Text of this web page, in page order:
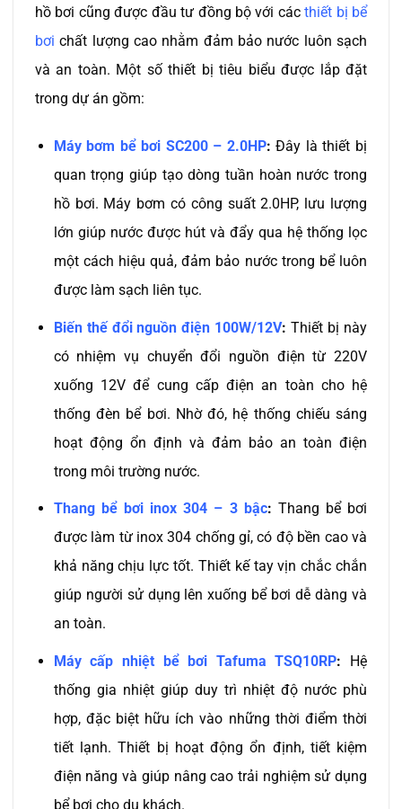
hồ bơi cũng được đầu tư đồng bộ với cácthiết bị bể
bơi chất lượng cao nhằm đảm bảo nước luôn sạch
và an toàn. Một số thiết bị tiêu biểu được lắp đặt
trong dự án gồm:
Máy bơm bể bơi SC200 – 2.0HP: Đây là thiết bị
quan trọng giúp tạo dòng tuần hoàn nước trong
hồ bơi. Máy bơm có công suất 2.0HP, lưu lượng
lớn giúp nước được hút và đẩy qua hệ thống lọc
một cách hiệu quả, đảm bảo nước trong bể luôn
được làm sạch liên tục.
Biến thế đổi nguồn điện 100W/12V: Thiết bị này
có nhiệm vụ chuyển đổi nguồn điện từ 220V
xuống 12V để cung cấp điện an toàn cho hệ
thống đèn bể bơi. Nhờ đó, hệ thống chiếu sáng
hoạt động ổn định và đảm bảo an toàn điện
trong môi trường nước.
Thang bể bơi inox 304 – 3 bậc: Thang bể bơi
được làm từ inox 304 chống gỉ, có độ bền cao và
khả năng chịu lực tốt. Thiết kế tay vịn chắc chắn
giúp người sử dụng lên xuống bể bơi dễ dàng và
an toàn.
Máy cấp nhiệt bể bơi Tafuma TSQ10RP: Hệ
thống gia nhiệt giúp duy trì nhiệt độ nước phù
hợp, đặc biệt hữu ích vào những thời điểm thời
tiết lạnh. Thiết bị hoạt động ổn định, tiết kiệm
điện năng và giúp nâng cao trải nghiệm sử dụng
bể bơi cho du khách.